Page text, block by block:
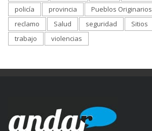
policía
provincia Pueblos Originarios
reclamo
Salud seguridad Sitios
trabajo
violencias